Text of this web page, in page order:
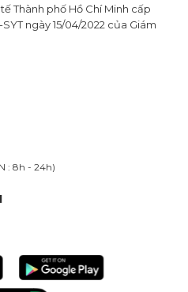
Thành phố Hồ Chí Minh cấp
ngày 15/04/2022 của Giám
: 8h - 24h)